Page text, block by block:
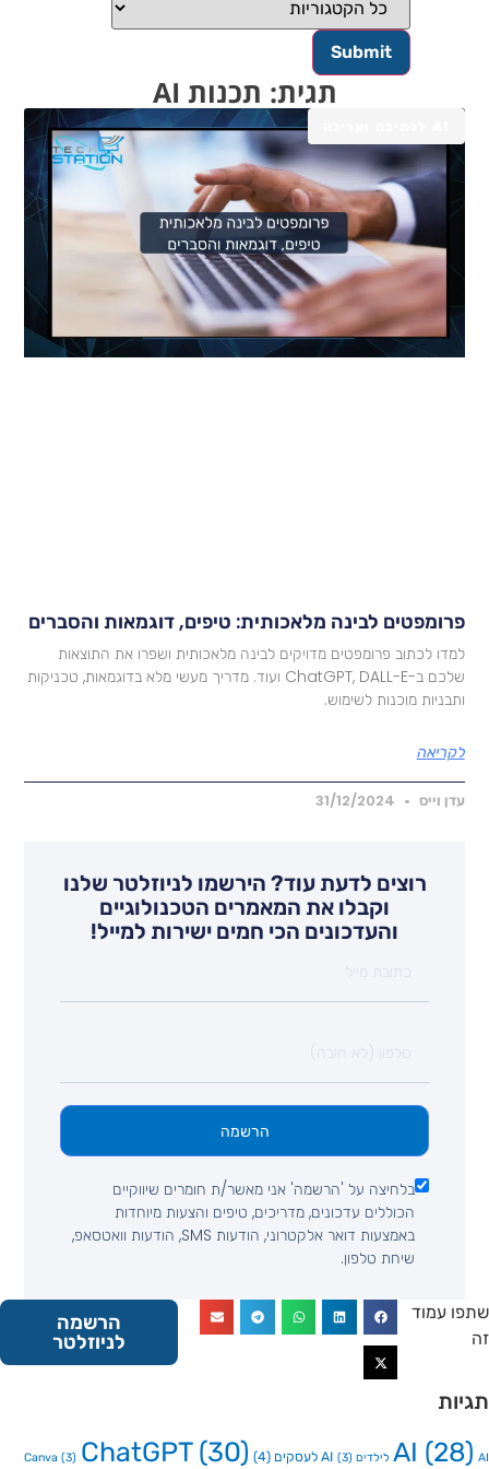
תגית: תכנות AI
לבינה מלאכותית: טיפים, דוגמאות והסברים
לכתוב פרומפטים מדויקים לבינה מלאכותית ושפרו את התוצאות
שלכם ב-ChatGPT, DALL-E ועוד. מדריך מעשי מלא בדוגמאות, טכניקות
מוכנות לשימוש.
וייס 31/12/2024
רוצים לדעת עוד? הירשמו לניוזלטר שלנו
וקבלו את המאמרים הטכנולוגיים
והעדכונים הכי חמים ישירות למייל!
בלחיצה על 'הרשמה' אני מאשר/ת חומרים שיווקיים
הכוללים עדכונים, מדריכים, טיפים והצעות מיוחדות
באמצעות דואר אלקטרוני, הודעות SMS, הודעות וואטסאפ,
שיחת טלפון.
הרשמה
עמוד
הרשמה
לניוזלטר
AI
(3) AI לעסקים (4)
Canva(3) ChatGPT(30)